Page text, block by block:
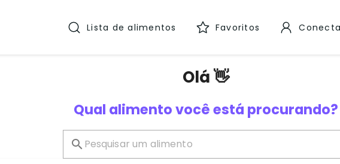
Lista de alimentos Favoritos
Olá 👋
Qual alimento você está procurando?